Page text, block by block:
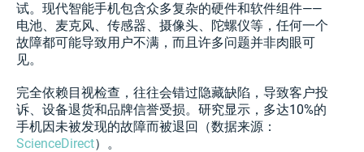
试。现代智能手机包含众多复杂的硬件和软件组件——
电池、麦克风、传感器、摄像头、陀螺仪等，任何一个
故障都可能导致用户不满，而且许多问题并非肉眼可
见。
完全依赖目视检查，往往会错过隐藏缺陷，导致客户投
诉、设备退货和品牌信誉受损。研究显示，多达10%的
手机因未被发现的故障而被退回（数据来源：
ScienceDirect）。